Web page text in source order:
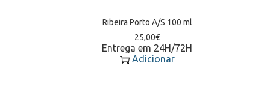
Ribeira Porto A/S 100 ml
25,00€
Entrega em 24H/72H
Adicionar